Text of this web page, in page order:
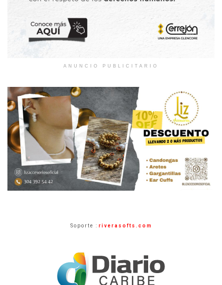
ANUNCIO PUBLICITARIO
Soporte : riverasofts.com